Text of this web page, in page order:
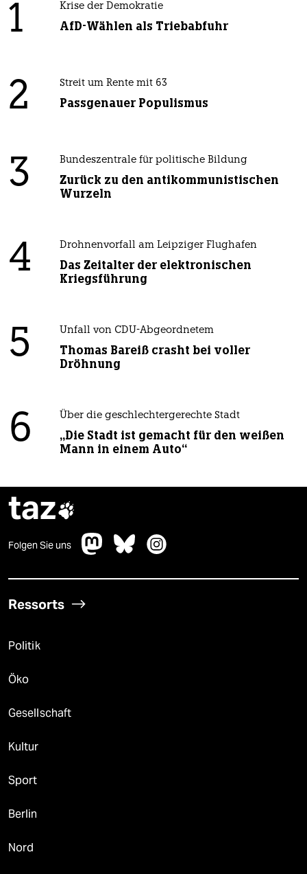
1 Krise der Demokratie
AfD-Wählen als Triebabfuhr
2 Streit um Rente mit 63
Passgenauer Populismus
3 Bundeszentrale für politische Bildung
Zurück zu den antikommunistischen
Wurzeln
4 Drohnenvorfall am Leipziger Flughafen
Das Zeitalter der elektronischen
Kriegsführung
5 Unfall von CDU-Abgeordnetem
Thomas Bareiß crasht bei voller
Dröhnung
6 Über die geschlechtergerechte Stadt
„Die Stadt ist gemacht für den weißen
Mann in einem Auto“
taz
Folgen Sie uns
Ressorts
Politik
Öko
Gesellschaft
Kultur
Sport
Berlin
Nord